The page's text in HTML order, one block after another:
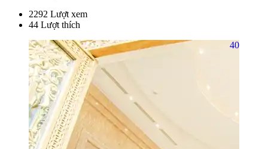
2292 Lượt xem
44 Lượt thích
40